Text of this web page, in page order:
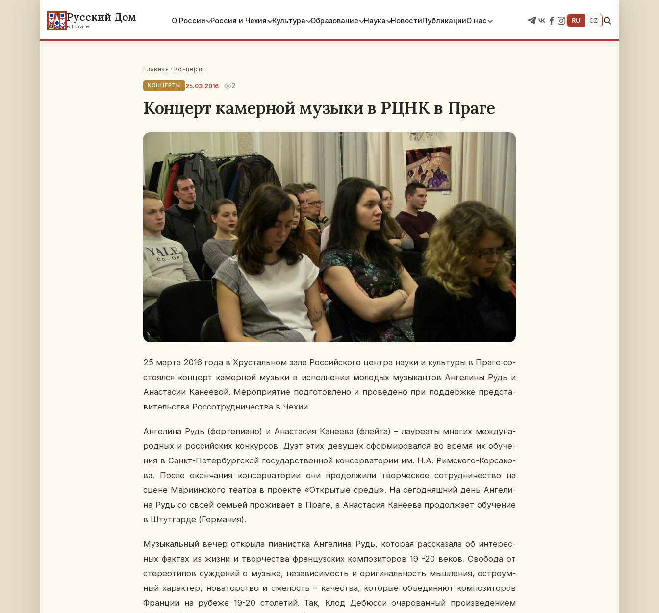
Русский Дом
в Праге
О России Россия и Чехия Культура Образование Наука НовостиПубликацииО нас RU CZ
Главная · Концерты
КОНЦЕРТЫ 25.03.2016 2
Концерт камерной музыки в РЦНК в Праге
25 марта 2016 года в Хру­сталь­ном зале Рос­сий­ско­го центра науки и куль­ту­ры в Праге со­
сто­ял­ся кон­церт ка­мер­ной музыки в ис­пол­не­нии мо­ло­дых му­зы­кан­тов Ан­ге­ли­ны Рудь и
Ана­ста­сии Ка­не­е­вой. Ме­ро­при­я­тие под­го­тов­ле­но и про­ве­де­но при под­держ­ке пред­ста­
ви­тель­ства Рос­со­труд­ни­че­ства в Чехии.
Ан­ге­ли­на Рудь (фор­те­пи­а­но) и Ана­ста­сия Ка­не­е­ва (флейта) – ла­у­ре­а­ты многих меж­ду­на­
род­ных и рос­сий­ских кон­кур­сов. Дуэт этих де­ву­шек сфор­ми­ро­вал­ся во время их обу­че­
ния в Санкт-Пе­тер­бург­ской го­су­дар­ствен­ной кон­сер­ва­то­рии им. Н.А. Рим­ско­го-Кор­са­ко­
ва. После окон­ча­ния кон­сер­ва­то­рии они про­дол­жи­ли твор­че­ское со­труд­ни­че­ство на
сцене Ма­ри­ин­ско­го театра в про­ек­те «От­кры­тые среды». На се­го­дняш­ний день Ан­ге­ли­
на Рудь со своей семьей про­жи­ва­ет в Праге, а Ана­ста­сия Ка­не­е­ва про­дол­жа­ет обу­че­ние
в Штут­гар­де (Гер­ма­ния).
Му­зы­каль­ный вечер от­кры­ла пи­а­нист­ка Ан­ге­ли­на Рудь, ко­то­рая рас­ска­за­ла об ин­те­рес­
ных фактах из жизни и твор­че­ства фран­цуз­ских ком­по­зи­то­ров 19 -20 веков. Сво­бо­да от
сте­рео­ти­пов суж­де­ний о музыке, неза­ви­си­мость и ори­ги­наль­ность мыш­ле­ния, ост­ро­ум­
ный ха­рак­тер, но­ва­тор­ство и сме­лость – ка­че­ства, ко­то­рые объ­еди­ня­ют ком­по­зи­то­ров
Фран­ции на рубеже 19-20 сто­ле­тий. Так, Клод Де­бюс­си оча­ро­ван­ный про­из­ве­де­ни­ем